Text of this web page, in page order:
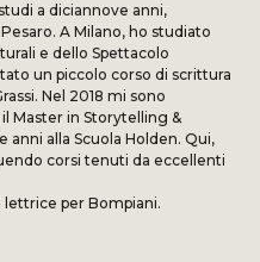
a diciannove anni,
A Milano, ho studiato
e dello Spettacolo
un piccolo corso di scrittura
Nel 2018 mi sono
Master in Storytelling &
alla Scuola Holden. Qui,
corsi tenuti da eccellenti
per Bompiani.